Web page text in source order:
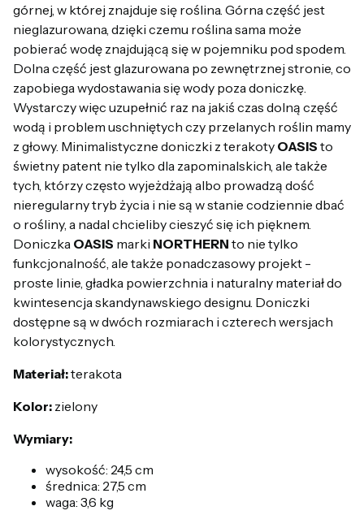
górnej, w której znajduje się roślina. Górna część jest
nieglazurowana, dzięki czemu roślina sama może
pobierać wodę znajdującą się w pojemniku pod spodem.
Dolna część jest glazurowana po zewnętrznej stronie, co
zapobiega wydostawania się wody poza doniczkę.
Wystarczy więc uzupełnić raz na jakiś czas dolną część
wodą i problem uschniętych czy przelanych roślin mamy
z głowy. Minimalistyczne doniczki z terakoty OASIS to
świetny patent nie tylko dla zapominalskich, ale także
tych, którzy często wyjeżdżają albo prowadzą dość
nieregularny tryb życia i nie są w stanie codziennie dbać
o rośliny, a nadal chcieliby cieszyć się ich pięknem.
Doniczka OASIS marki NORTHERN to nie tylko
funkcjonalność, ale także ponadczasowy projekt -
proste linie, gładka powierzchnia i naturalny materiał do
kwintesencja skandynawskiego designu. Doniczki
dostępne są w dwóch rozmiarach i czterech wersjach
kolorystycznych.
Materiał:terakota
Kolor: zielony
Wymiary:
wysokość: 24,5 cm
średnica: 27,5 cm
waga: 3,6 kg